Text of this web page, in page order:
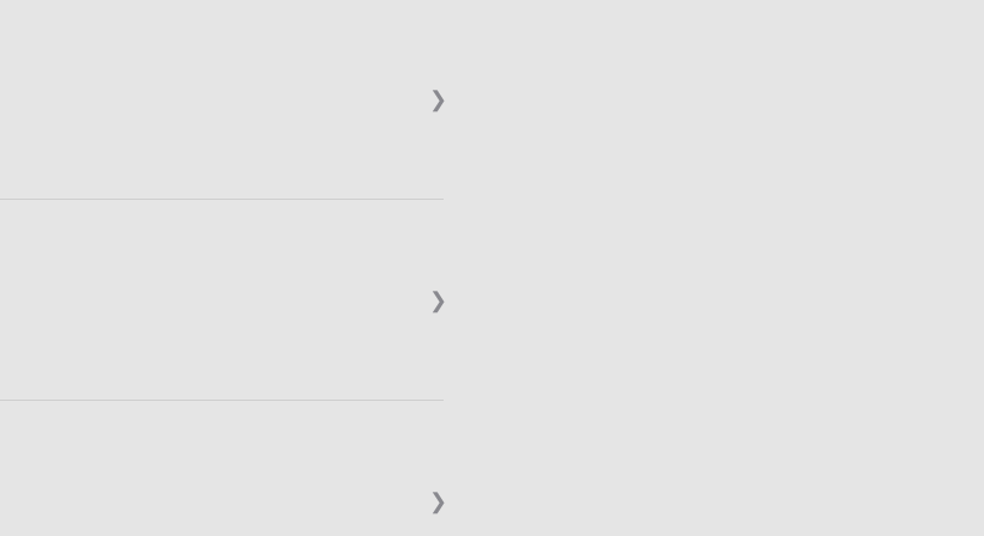
❯
❯
❯